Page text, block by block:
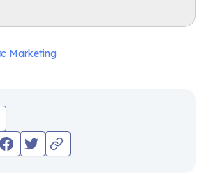
Marketing